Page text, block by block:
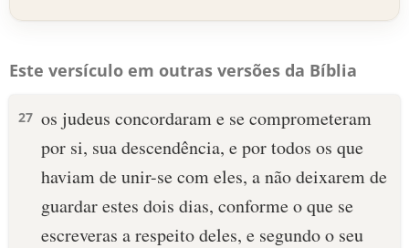
Este versículo em outras versões da Bíblia
27 os judeus concordaram e se comprometeram
por si, sua descendência, e por todos os que
haviam de unir-se com eles, a não deixarem de
guardar estes dois dias, conforme o que se
escreveras a respeito deles, e segundo o seu